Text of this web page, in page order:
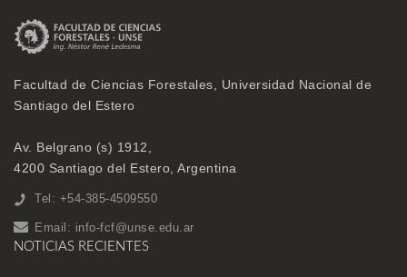
Facultad de Ciencias Forestales, Universidad Nacional de
Santiago del Estero
Av. Belgrano (s) 1912,
4200 Santiago del Estero, Argentina
Tel: +54-385-4509550
Email: info-fcf@unse.edu.ar
NOTICIAS RECIENTES